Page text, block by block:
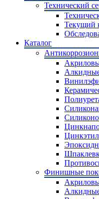
Технический
Текущий
Каталог
Финишные